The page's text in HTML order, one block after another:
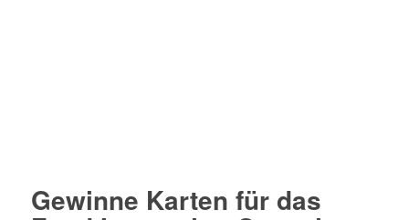
Gewinne Karten für das